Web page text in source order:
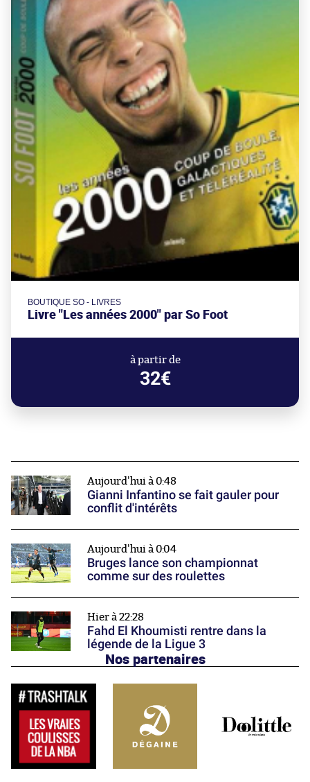
BOUTIQUE SO - LIVRES
Livre "Les années 2000" par So Foot
à partir de
32€
Aujourd'hui à 0:48
Gianni Infantino se fait gauler pour
conflit d'intérêts
Aujourd'hui à 0:04
Bruges lance son championnat
comme sur des roulettes
Hier à 22:28
Fahd El Khoumisti rentre dans la
légende de la Ligue 3
Nos partenaires